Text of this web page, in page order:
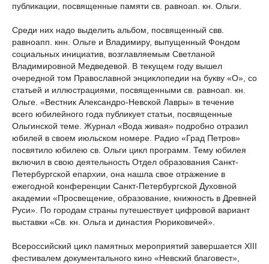
публикации, посвященные памяти св. равноап. кн. Ольги.
Среди них надо выделить альбом, посвященный свв.
равноапп. кнн. Ольге и Владимиру, выпущенный Фондом
социальных инициатив, возглавляемым Светланой
Владимировной Медведевой. В текущем году вышел
очередной том Православной энциклопедии на букву «О», со
статьей и иллюстрациями, посвященными св. равноап. кн.
Ольге. «Вестник Александро-Невской Лавры» в течение
всего юбилейного года публикует статьи, посвященные
Ольгинской теме. Журнал «Вода живая» подробно отразил
юбилей в своем июльском номере. Радио «Град Петров»
посвятило юбилею св. Ольги цикл программ. Тему юбилея
включил в свою деятельность Отдел образования Санкт-
Петербургской епархии, она нашла свое отражение в
ежегодной конференции Санкт-Петербургской Духовной
академии «Просвещение, образование, книжность в Древней
Руси». По городам страны путешествует цифровой вариант
выставки «Св. кн. Ольга и династия Рюриковичей».
Всероссийский цикл памятных мероприятий завершается XIII
фестивалем документального кино «Невский благовест»,